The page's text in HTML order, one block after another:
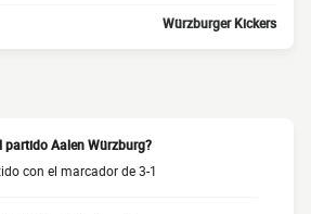
Würzburger Kickers
partido Aalen Würzburg?
con el marcador de 3-1